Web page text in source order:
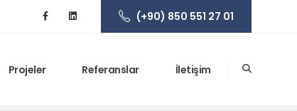
(+90) 850 551 27 01
Projeler Referanslar İletişim